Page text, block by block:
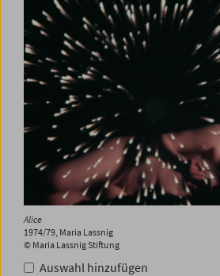
Alice
1974/79, Maria Lassnig
© Maria Lassnig Stiftung
Auswahl hinzufügen